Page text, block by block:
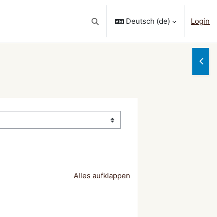
Sucheingabe umschalten
Deutsch ‎(de)‎ Login
Alles aufklappen